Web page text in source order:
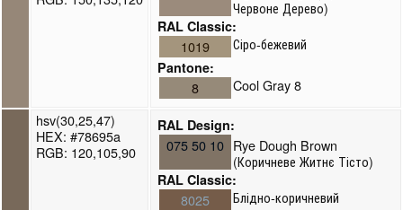
Червоне Дерево)
RAL Classic:
1019 Сіро-бежевий
Pantone:
8
Cool Gray 8
hsv(30,25,47)
HEX: #78695a
RGB: 120,105,90
RAL Design:
075 50 10 Rye Dough Brown
(Коричневе Житнє Тісто)
RAL Classic:
8025 Блідно-коричневий